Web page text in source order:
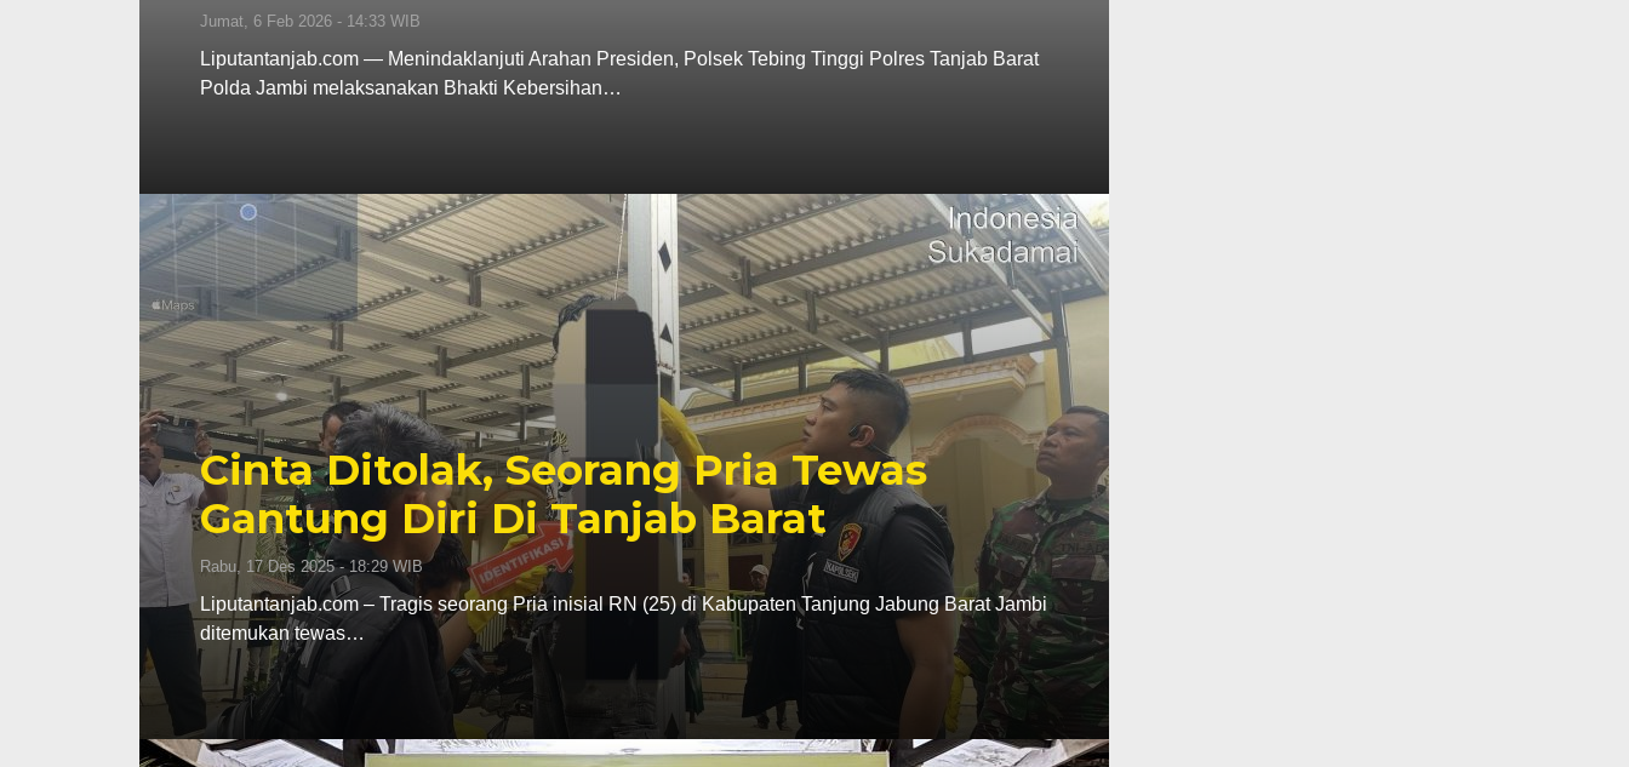
Jumat, 6 Feb 2026 - 14:33 WIB
Liputantanjab.com — Menindaklanjuti Arahan Presiden, Polsek Tebing Tinggi Polres Tanjab Barat
Polda Jambi melaksanakan Bhakti Kebersihan…
Cinta Ditolak, Seorang Pria Tewas
Gantung Diri Di Tanjab Barat
Rabu, 17 Des 2025 - 18:29 WIB
Liputantanjab.com – Tragis seorang Pria inisial RN (25) di Kabupaten Tanjung Jabung Barat Jambi
ditemukan tewas…